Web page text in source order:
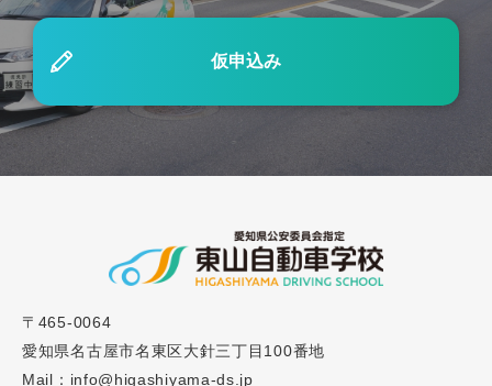
お知らせ 2025.07.17
「AT限定解除教習」及び「ペーパードライバー教
習」受付一時中断のお知らせ
#27「自動車学校の技能教習とは？各段階の流れや
注意点を解説」
ブログ 2025.12.16
仮申込み
〒465-0064
愛知県名古屋市名東区大針三丁目100番地
Mail：info@higashiyama-ds.jp